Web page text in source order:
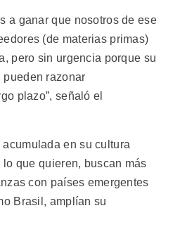
a ganar que nosotros de ese
(de materias primas)
pero sin urgencia porque su
razonar
plazo”, señaló el
en su cultura
que quieren, buscan más
con países emergentes
Brasil, amplían su